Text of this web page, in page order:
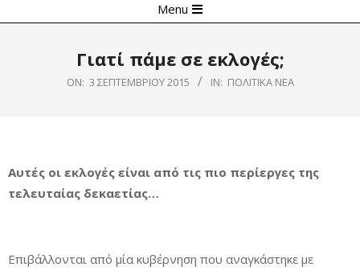
Navigation
Menu
Γιατί πάμε σε εκλογές;
ON: 3 ΣΕΠΤΕΜΒΡΊΟΥ 2015 IN: ΠΟΛΙΤΙΚΆ ΝΈΑ
Αυτές οι εκλογές είναι από τις πιο περίεργες της
τελευταίας δεκαετίας…
Επιβάλλονται από μία κυβέρνηση που αναγκάστηκε με